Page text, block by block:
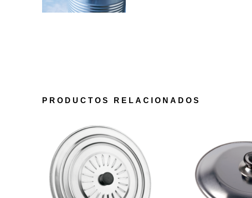
PRODUCTOS RELACIONADOS